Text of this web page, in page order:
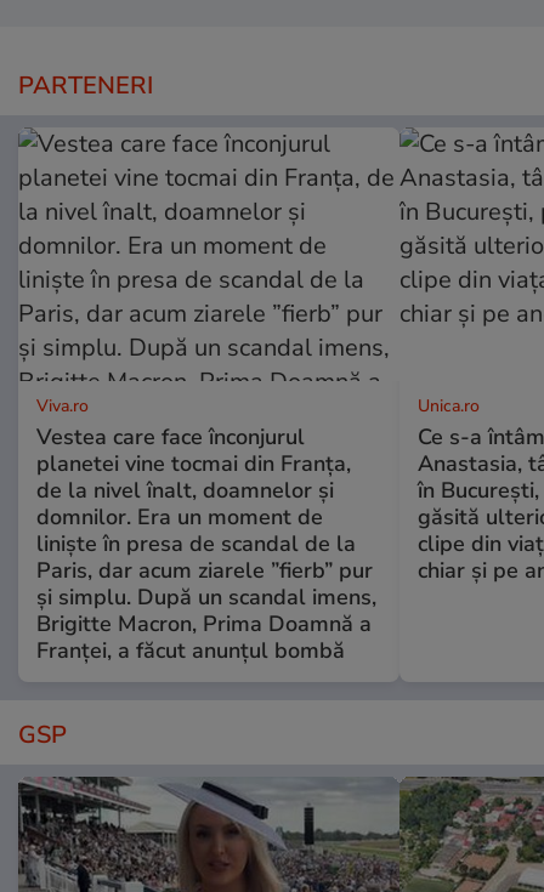
PARTENERI
Viva.ro
Vestea care face înconjurul
planetei vine tocmai din Franța,
de la nivel înalt, doamnelor și
domnilor. Era un moment de
liniște în presa de scandal de la
Paris, dar acum ziarele ”fierb” pur
și simplu. După un scandal imens,
Brigitte Macron, Prima Doamnă a
Franței, a făcut anunțul bombă
Unica.ro
Ce s-a
Anastasia,
în
găsită
clipe din
chiar și pe
GSP